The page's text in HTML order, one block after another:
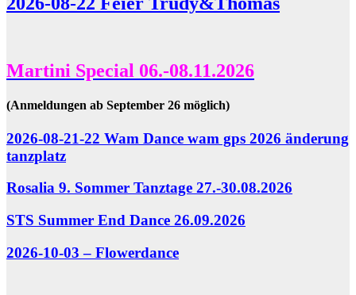
Martini Special 06.-08.11.2026
(Anmeldungen ab September 26 möglich)
2026-08-21-22 Wam Dance wam gps 2026 änderung
tanzplatz
Rosalia 9. Sommer Tanztage 27.-30.08.2026
STS Summer End Dance 26.09.2026
2026-10-03 – Flowerdance